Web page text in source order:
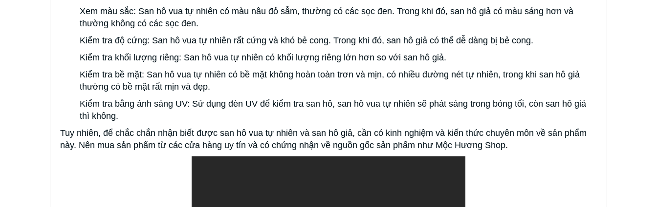
Xem màu sắc: San hô vua tự nhiên có màu nâu đỏ sẫm, thường có các sọc đen. Trong khi đó, san hô giả có màu sáng hơn và
thường không có các sọc đen.
Kiểm tra độ cứng: San hô vua tự nhiên rất cứng và khó bẻ cong. Trong khi đó, san hô giả có thể dễ dàng bị bẻ cong.
Kiểm tra khối lượng riêng: San hô vua tự nhiên có khối lượng riêng lớn hơn so với san hô giả.
Kiểm tra bề mặt: San hô vua tự nhiên có bề mặt không hoàn toàn trơn và mịn, có nhiều đường nét tự nhiên, trong khi san hô giả
thường có bề mặt rất mịn và đẹp.
Kiểm tra bằng ánh sáng UV: Sử dụng đèn UV để kiểm tra san hô, san hô vua tự nhiên sẽ phát sáng trong bóng tối, còn san hô giả
thì không.
Tuy nhiên, để chắc chắn nhận biết được san hô vua tự nhiên và san hô giả, cần có kinh nghiệm và kiến thức chuyên môn về sản phẩm
này. Nên mua sản phẩm từ các cửa hàng uy tín và có chứng nhận về nguồn gốc sản phẩm như Mộc Hương Shop.